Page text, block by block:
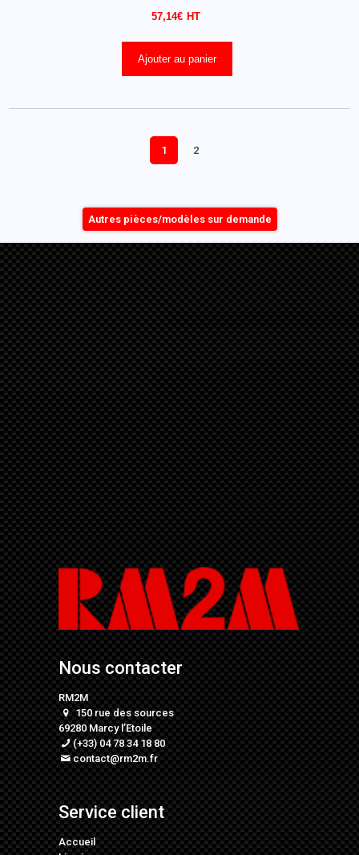
57,14€
Ajouter au panier
1 2
Autres pièces/modèles sur demande
Nous contacter
RM2M
150 rue des sources
69280 Marcy l’Etoile
(+33) 04 78 34 18 80
contact@rm2m.fr
Service client
Accueil